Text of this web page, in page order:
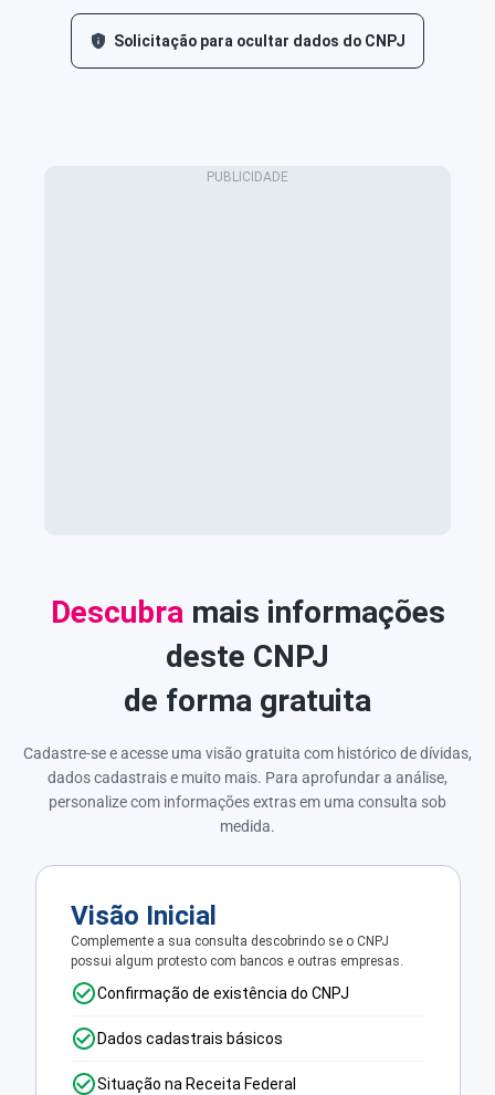
Solicitação para ocultar dados do CNPJ
Descubra mais informações
deste CNPJ
de forma gratuita
Cadastre-se e acesse uma visão gratuita com histórico de dívidas,
dados cadastrais e muito mais. Para aprofundar a análise,
personalize com informações extras em uma consulta sob
medida.
Visão Inicial
Complemente a sua consulta descobrindo se o CNPJ
possui algum protesto com bancos e outras empresas.
Confirmação de existência do CNPJ
Dados cadastrais básicos
Situação na Receita Federal